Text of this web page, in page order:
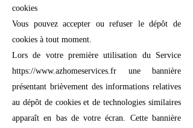
cookies
Vous pouvez accepter ou refuser le dépôt de
cookies à tout moment.
Lors de votre première utilisation du Service
https://www.azhomeservices.fr une bannière
présentant brièvement des informations relatives
au dépôt de cookies et de technologies similaires
apparaît en bas de votre écran. Cette bannière